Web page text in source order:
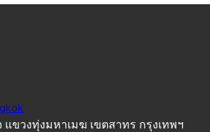
แขวงทุ่งมหาเมฆ เขตสาทร กรุงเทพฯ